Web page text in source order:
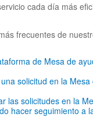
cada día más
frecuentes de
de Mesa de
solicitud en la
las solicitudes en la
hacer seguimiento a